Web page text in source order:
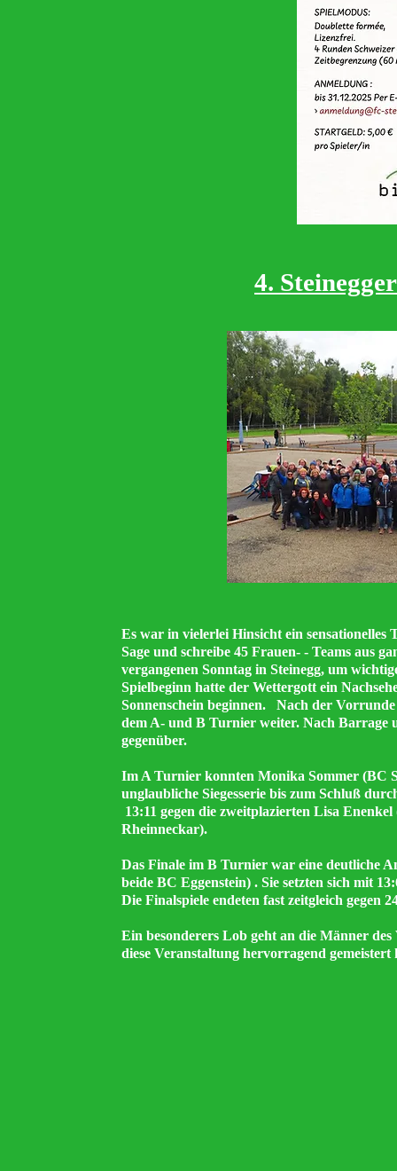
4.
Es war in vielerlei Hinsicht ein sensationelles
Sage und schreibe 45 Frauen- - Teams aus
vergangenen Sonntag in Steinegg, um
Spielbeginn hatte der Wettergott ein
Sonnenschein beginnen. Nach der
dem A- und B Turnier weiter. Nach Barrage
gegenüber.
Im A Turnier konnten Monika Sommer (BC
unglaubliche Siegesserie bis zum Schluß
13:11 gegen die zweitplazierten Lisa
Rheinneckar).
Das Finale im B Turnier war eine deutliche
beide BC Eggenstein) . Sie setzten sich mit
Die Finalspiele endeten fast zeitgleich gegen
Ein besonderers Lob geht an die Männer
diese Veranstaltung hervorragend gemeistert